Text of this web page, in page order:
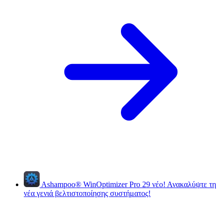
Ashampoo® WinOptimizer Pro 29 νέο! Ανακαλύψτε τη
νέα γενιά βελτιστοποίησης συστήματος!